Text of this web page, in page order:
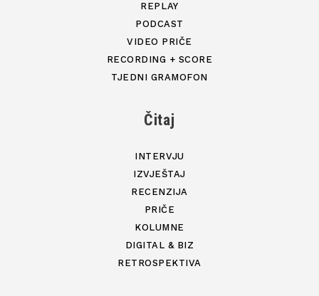
REPLAY
PODCAST
VIDEO PRIČE
RECORDING + SCORE
TJEDNI GRAMOFON
Čitaj
INTERVJU
IZVJEŠTAJ
RECENZIJA
PRIČE
KOLUMNE
DIGITAL & BIZ
RETROSPEKTIVA